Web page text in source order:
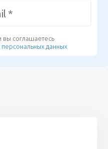
вы соглашаетесь
данных